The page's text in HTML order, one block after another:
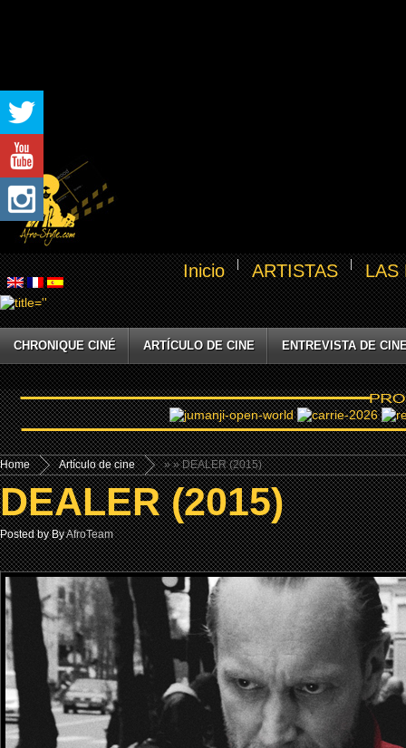
Inicio ARTISTAS LAS
CHRONIQUE CINÉ ARTÍCULO DE CINE ENTREVISTA DE
Home »
Artículo de cine » DEALER (2015)
DEALER (2015)
Posted by ByAfroTeam